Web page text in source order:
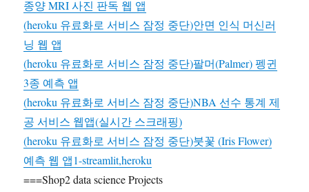
종양 MRI 사진 판독 웹 앱
(heroku 유료화로 서비스 잠정 중단)안면 인식 머신러
닝 웹 앱
(heroku 유료화로 서비스 잠정 중단)팔머(Palmer) 펭귄
3종 예측 앱
(heroku 유료화로 서비스 잠정 중단)NBA 선수 통계 제
공 서비스 웹앱(실시간 스크래핑)
(heroku 유료화로 서비스 잠정 중단)붓꽃 (Iris Flower)
예측 웹 앱1-streamlit,heroku
===Shop2 data science Projects